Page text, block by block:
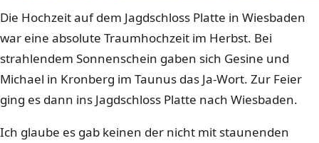
Die Hochzeit auf dem Jagdschloss Platte in Wiesbaden
war eine absolute Traumhochzeit im Herbst. Bei
strahlendem Sonnenschein gaben sich Gesine und
Michael in Kronberg im Taunus das Ja-Wort. Zur Feier
ging es dann ins Jagdschloss Platte nach Wiesbaden.
Ich glaube es gab keinen der nicht mit staunenden